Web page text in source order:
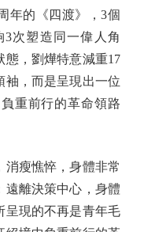
年的《四渡》，3個
3次塑造同一偉人角
態，劉燁特意減重17
袖，而是呈現出一位
重前行的革命領路
瘦憔悴，身體非常
遠離決策中心，身體
呈現的不再是青年毛